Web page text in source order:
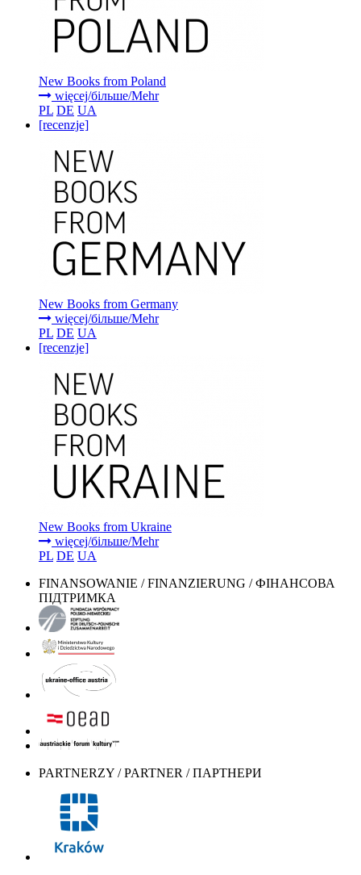
New Books from Poland
więcej/більше/Mehr
PL DE UA
[recenzje]
New Books from Germany
więcej/більше/Mehr
PL DE UA
[recenzje]
New Books from Ukraine
więcej/більше/Mehr
PL DE UA
FINANSOWANIE / FINANZIERUNG / ФІНАНСОВА
ПІДТРИМКА
PARTNERZY / PARTNER / ПАРТНЕРИ